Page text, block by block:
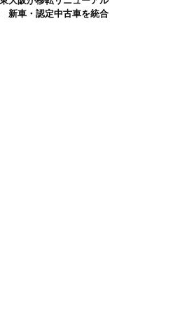
新車・認定中古車を統合